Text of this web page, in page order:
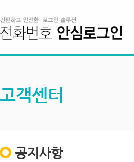
고객센터
공지사항